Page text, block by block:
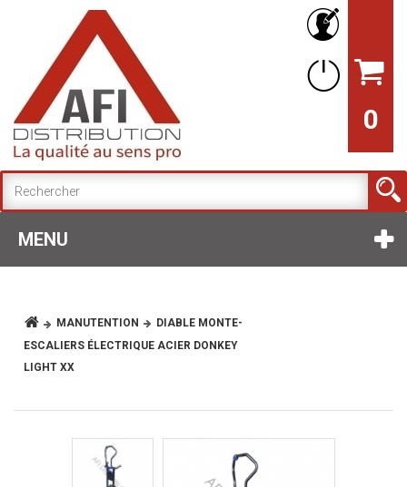
0
MENU
MANUTENTION
DIABLE MONTE-
ESCALIERS ÉLECTRIQUE ACIER DONKEY
LIGHT XX